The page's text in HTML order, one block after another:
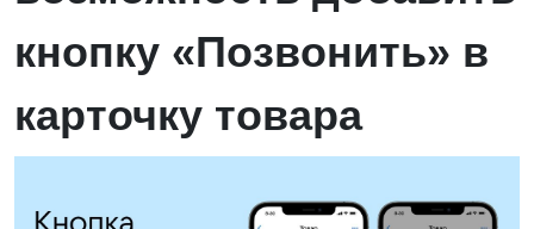
кнопку «Позвонить» в
карточку товара